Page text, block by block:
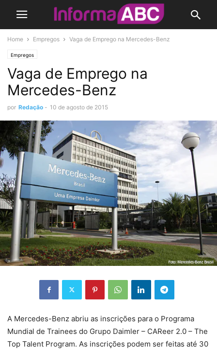
Home Empregos Vaga de Emprego na Mercedes-Benz
Empregos
Vaga de Emprego na
Mercedes-Benz
por Redação - 10 de agosto de 2015
A Mercedes-Benz abriu as inscrições para o Programa
Mundial de Trainees do Grupo Daimler – CAReer 2.0 – The
Top Talent Program. As inscrições podem ser feitas até 30